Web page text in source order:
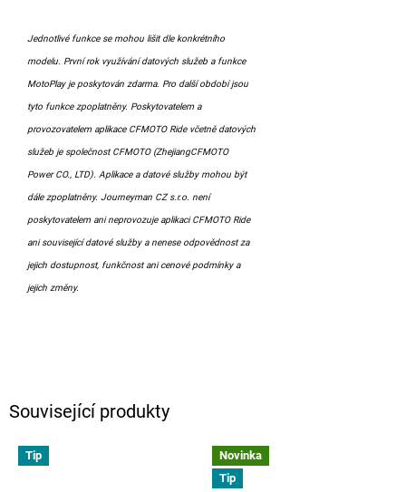
Související produkty
Tip
Novinka
Tip
Jednotlivé funkce se mohou lišit dle konkrétního
modelu. První rok využívání datových služeb a funkce
MotoPlay je poskytován zdarma. Pro další období jsou
tyto funkce zpoplatněny. Poskytovatelem a
provozovatelem aplikace CFMOTO Ride včetně datových
služeb je společnost CFMOTO (ZhejiangCFMOTO
Power CO., LTD). Aplikace a datové služby mohou být
dále zpoplatněny. Journeyman CZ s.r.o. není
poskytovatelem ani neprovozuje aplikaci CFMOTO Ride
ani související datové služby a nenese odpovědnost za
jejich dostupnost, funkčnost ani cenové podmínky a
jejich změny.